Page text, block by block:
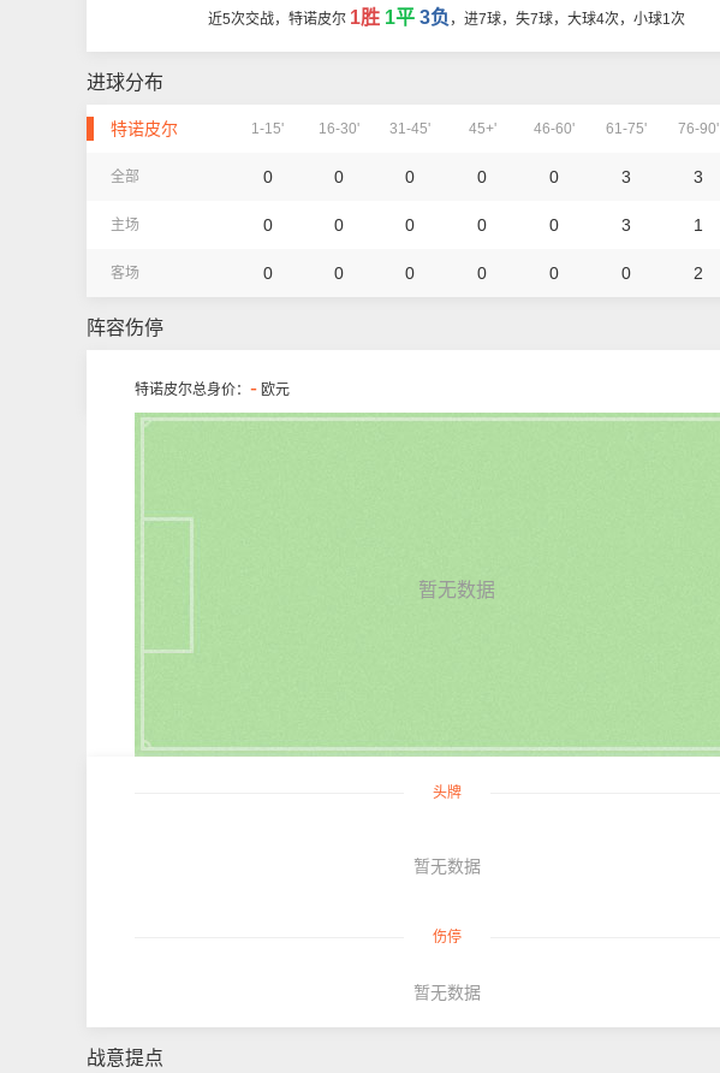
近5次交战，特诺皮尔 1胜 1平 3负 ，进7球，失7球，大球4次，小球1次
进球分布
特诺皮尔 1-15' 16-30' 31-45' 45+' 46-60' 61-75' 76-90'
全部 0 0 0 0 0 3 3
主场 0 0 0 0 0 3 1
客场 0 0 0 0 0 0 2
阵容伤停
特诺皮尔总身价： - 欧元
暂无数据
头牌
暂无数据
伤停
暂无数据
战意提点